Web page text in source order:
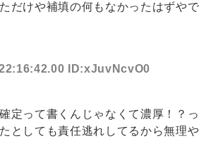
だけや補填の何もなかったはずやで
ID:xJuvNcvO0
定って書くんじゃなくて濃厚！？っ
としても責任逃れしてるから無理や